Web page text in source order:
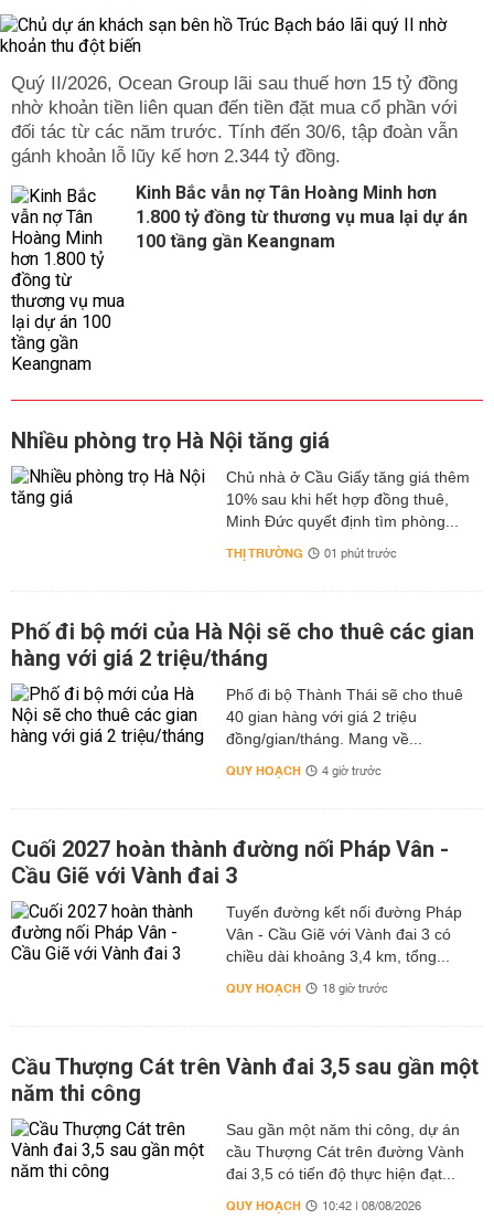
Quý II/2026, Ocean Group lãi sau thuế hơn 15 tỷ đồng
nhờ khoản tiền liên quan đến tiền đặt mua cổ phần với
đối tác từ các năm trước. Tính đến 30/6, tập đoàn vẫn
gánh khoản lỗ lũy kế hơn 2.344 tỷ đồng.
Kinh Bắc vẫn nợ Tân Hoàng Minh hơn
1.800 tỷ đồng từ thương vụ mua lại dự án
100 tầng gần Keangnam
Nhiều phòng trọ Hà Nội tăng giá
Chủ nhà ở Cầu Giấy tăng giá thêm
10% sau khi hết hợp đồng thuê,
Minh Đức quyết định tìm phòng...
THỊ TRƯỜNG 01 phút trước
Phố đi bộ mới của Hà Nội sẽ cho thuê các gian
hàng với giá 2 triệu/tháng
Phố đi bộ Thành Thái sẽ cho thuê
40 gian hàng với giá 2 triệu
đồng/gian/tháng. Mang về...
QUY HOẠCH 4 giờ trước
Cuối 2027 hoàn thành đường nối Pháp Vân -
Cầu Giẽ với Vành đai 3
Tuyến đường kết nối đường Pháp
Vân - Cầu Giẽ với Vành đai 3 có
chiều dài khoảng 3,4 km, tổng...
QUY HOẠCH 18 giờ trước
Cầu Thượng Cát trên Vành đai 3,5 sau gần một
năm thi công
Sau gần một năm thi công, dự án
cầu Thượng Cát trên đường Vành
đai 3,5 có tiến độ thực hiện đạt...
QUY HOẠCH 10:42 | 08/08/2026